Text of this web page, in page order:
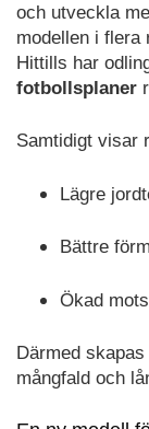
och utveckla
modellen i flera
Hittills har
fotbollsplaner
Samtidigt visar
Lägre
Bättre
Ökad
Därmed
mångfald och